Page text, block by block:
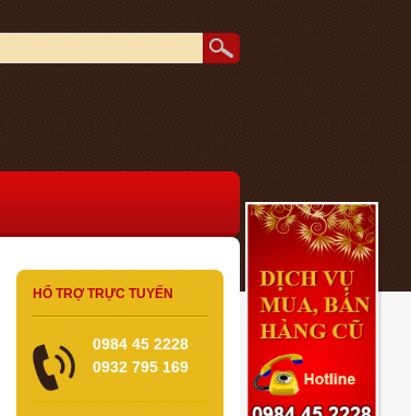
HỔ TRỢ TRỰC TUYẾN
0984 45 2228
0932 795 169